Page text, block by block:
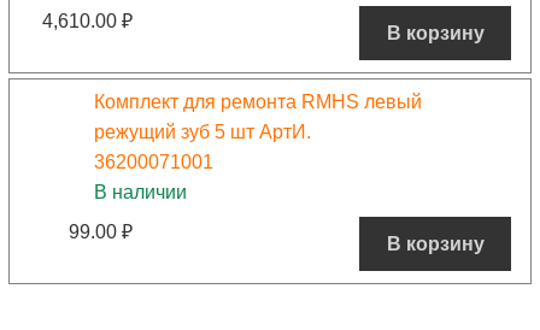
4,610.00 ₽
В корзину
Комплект для ремонта RMHS левый
режущий зуб 5 шт АртИ.
36200071001
В наличии
99.00 ₽
В корзину